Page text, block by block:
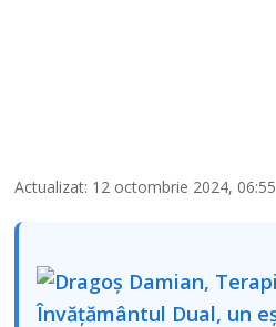
Actualizat: 12 octombrie 2024, 06:55